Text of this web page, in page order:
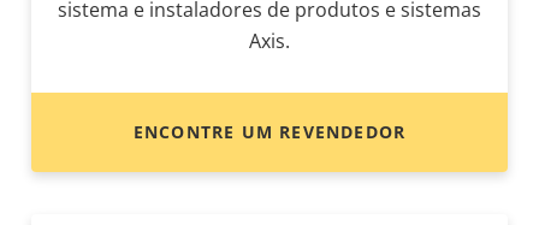
sistema e instaladores de produtos e sistemas
Axis.
ENCONTRE UM REVENDEDOR